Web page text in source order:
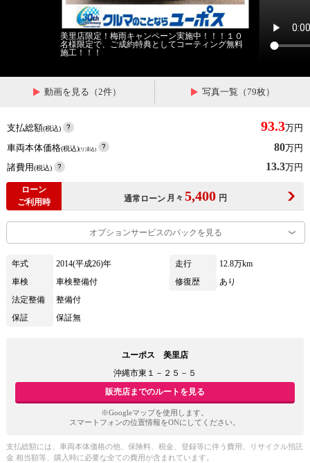
美里店限定！梅雨キャンペーン実施中！！！１０
名様限定で、ご成約特典としてコーティング無料
施工！！！
動画を見る（2件） 写真一覧（79枚）
支払総額(税込) 93.3万円
車両本体価格(税込)(リ済込) 80万円
諸費用(税込) 13.3万円
ローン
ご利用時
通常ローン 月々 5,400 円
オプションサービスのパックを見る
年式 2014(平成26)年 走行
12.8万km
車検
車検整備付 修復歴
あり
法定整備
整備付
保証
保証無
ユーポス 美里店
沖縄市東１－２５－５
販売店までのルートを見る
※Googleマップを使用します。
スマートフォンの位置情報をONにしてください。
支払総額には、車両本体価格の他、保険料、税金、登録等に伴う費用、リサイクル預託
金 相当額等、購入時に必要な全ての費用が含まれています。